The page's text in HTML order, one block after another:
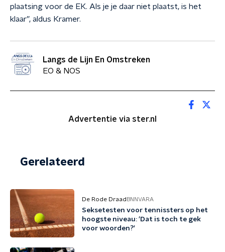
plaatsing voor de EK. Als je je daar niet plaatst, is het
klaar”, aldus Kramer.
Langs de Lijn En Omstreken
EO & NOS
Advertentie via ster.nl
Gerelateerd
De Rode Draad BNNVARA
Seksetesten voor tennissters op het
hoogste niveau: 'Dat is toch te gek
voor woorden?'